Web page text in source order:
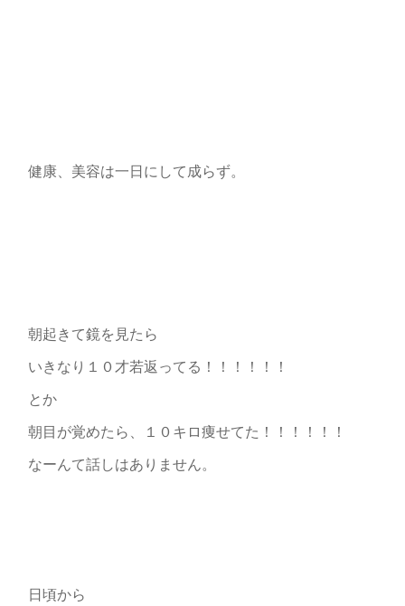
健康、美容は一日にして成らず。
朝起きて鏡を見たら
いきなり１０才若返ってる！！！！！！
とか
朝目が覚めたら、１０キロ痩せてた！！！！！！
なーんて話しはありません。
日頃から